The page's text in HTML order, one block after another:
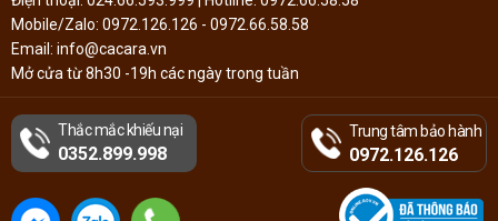
Mobile/Zalo: 0972.126.126 - 0972.66.58.58
Email: info@cacara.vn
Mở cửa từ 8h30 -19h các ngày trong tuần
Thắc mắc khiếu nại
0352.899.998
Trung tâm bảo hành
0972.126.126
Đã thông báo Bộ
Công Thương